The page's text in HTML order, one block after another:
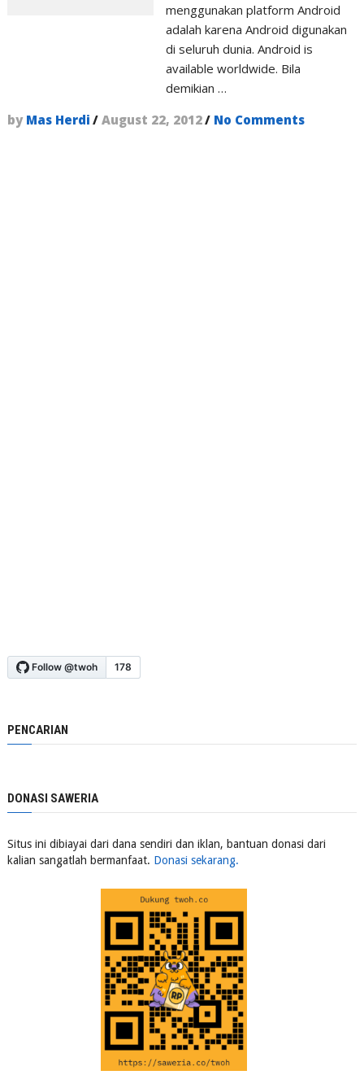
menggunakan platform Android
adalah karena Android digunakan
di seluruh dunia. Android is
available worldwide. Bila
demikian …
by Mas Herdi / August 22, 2012/ No Comments
PENCARIAN
DONASI SAWERIA
Situs ini dibiayai dari dana sendiri dan iklan, bantuan donasi dari
kalian sangatlah bermanfaat. Donasi sekarang.